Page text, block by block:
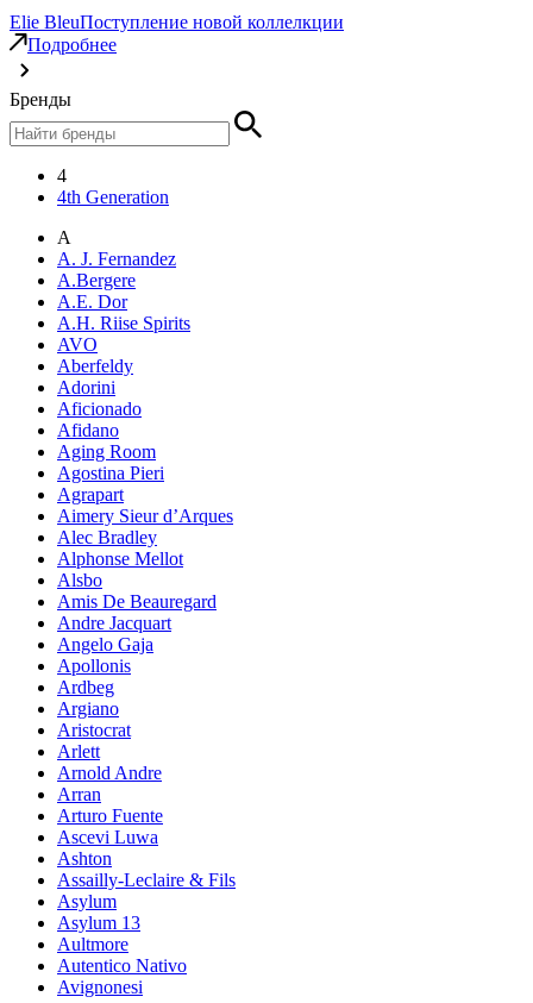
Elie BleuПоступление новой коллелкции
Подробнее
Бренды
4
4th Generation
A
A. J. Fernandez
A.Bergere
A.E. Dor
A.H. Riise Spirits
AVO
Aberfeldy
Adorini
Aficionado
Afidano
Aging Room
Agostina Pieri
Agrapart
Aimery Sieur d’Arques
Alec Bradley
Alphonse Mellot
Alsbo
Amis De Beauregard
Andre Jacquart
Angelo Gaja
Apollonis
Ardbeg
Argiano
Aristocrat
Arlett
Arnold Andre
Arran
Arturo Fuente
Ascevi Luwa
Ashton
Assailly-Leclaire & Fils
Asylum
Asylum 13
Aultmore
Autentico Nativo
Avignonesi